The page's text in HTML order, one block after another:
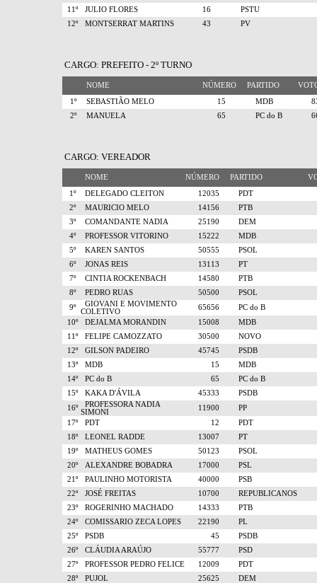
11º
JULIO FLORES 16
PSTU
12º
MONTSERRAT MARTINS 43 PV
CARGO: PREFEITO - 2º TURNO
NOME NÚMERO PARTIDO
1º SEBASTIÃO MELO 15 MDB
2º
MANUELA 65 PC do B
CARGO: VEREADOR
NOME NÚMERO PARTIDO
1º DELEGADO CLEITON 12035
PDT
2º
MAURICIO MELO 14156
PTB
3º
COMANDANTE NADIA 25190
DEM
4º
PROFESSOR VITORINO 15222
MDB
5º
KAREN SANTOS 50555
PSOL
6º
JONAS REIS 13113
PT
7º
CINTIA ROCKENBACH 14580
PTB
8º
PEDRO RUAS 50500
PSOL
9º
GIOVANI E MOVIMENTO
COLETIVO
65656
PC do B
10º
DEJALMA MORANDIN 15008
MDB
11º
FELIPE CAMOZZATO 30500
NOVO
12º
GILSON PADEIRO 45745
PSDB
13º
MDB 15
MDB
14º
PC do B 65
PC do B
15º
KAKA D'ÁVILA 45333
PSDB
16º
PROFESSORA NADIA
SIMONI
11900
PP
17º
PDT 12
PDT
18º
LEONEL RADDE 13007
PT
19º
MATHEUS GOMES 50123
PSOL
20º
ALEXANDRE BOBADRA 17000
PSL
21º
PAULINHO MOTORISTA 40000
PSB
22º
JOSÉ FREITAS 10700
REPUBLICANOS
23º
ROGERINHO MACHADO 14333
PTB
24º
COMISSARIO ZECA LOPES 22190
PL
25º
PSDB 45
PSDB
26º
CLÁUDIA ARAÚJO 55777
PSD
27º
PROFESSOR PEDRO FELICE 12009
PDT
28º
PUJOL 25625
DEM